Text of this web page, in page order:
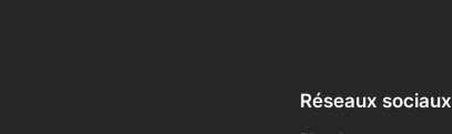
Réseaux sociaux